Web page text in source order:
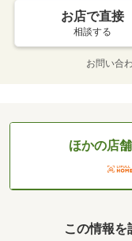
お店で直接
相談する
お問い合
ほかの店
この情報